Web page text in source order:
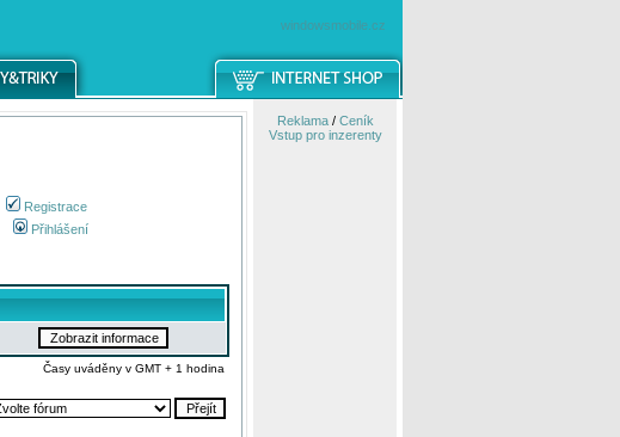
windowsmobile.cz
Registrace
Přihlášení
Časy uváděny v GMT + 1 hodina
Reklama/ Ceník
Vstup pro inzerenty